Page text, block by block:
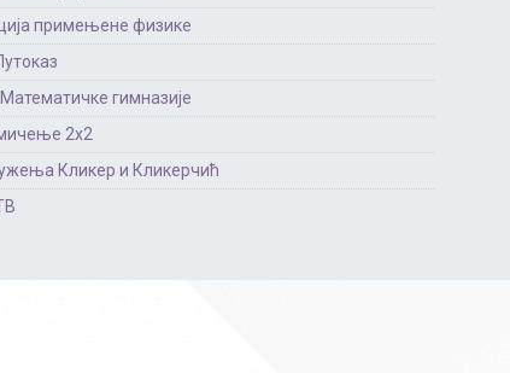
примењене физике
гимназије
2х2
Кликер и Кликерчић